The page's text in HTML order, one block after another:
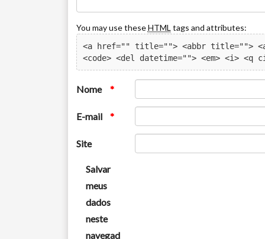
You may use theseHTML tags and attributes:
<a href="" title=""> <abbr title="">
<code> <del datetime=""> <em> <i>
Nome *
E-mail *
Site
Salvar
meus
dados
neste
navegad